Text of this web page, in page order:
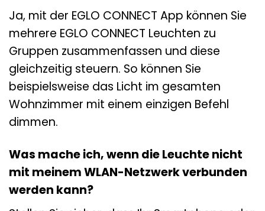
Ja, mit der EGLO CONNECT App können Sie
mehrere EGLO CONNECT Leuchten zu
Gruppen zusammenfassen und diese
gleichzeitig steuern. So können Sie
beispielsweise das Licht im gesamten
Wohnzimmer mit einem einzigen Befehl
dimmen.
Was mache ich, wenn die Leuchte nicht
mit meinem WLAN-Netzwerk verbunden
werden kann?